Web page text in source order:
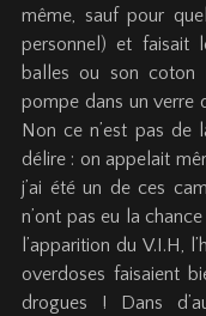
même, sauf pour
personnel) et faisait
balles ou son coton
pompe dans un verre
Non ce n’est pas de
délire : on appelait
j’ai été un de ces
n’ont pas eu la
l’apparition du V.I.H,
overdoses faisaient
drogues ! Dans